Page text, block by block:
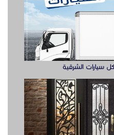
سيارات الشرقية